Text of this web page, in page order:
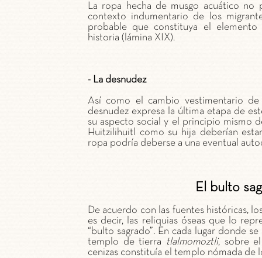
La ropa hecha de musgo acuático no
contexto indumentario de los
probable que constituya el elemento
historia (lámina XIX).
- La desnudez
Así como el cambio vestimentario
desnudez expresa la última etapa de
su aspecto social y el principio mismo
Huitzilihuitl como su hija deberían
ropa podría deberse a una eventual
El bulto
De acuerdo con las fuentes históricas,
es decir, las reliquias óseas que lo
“bulto sagrado”. En cada lugar donde
templo de tierra
tlalmomoztli, sobre
cenizas constituía el templo nómada de